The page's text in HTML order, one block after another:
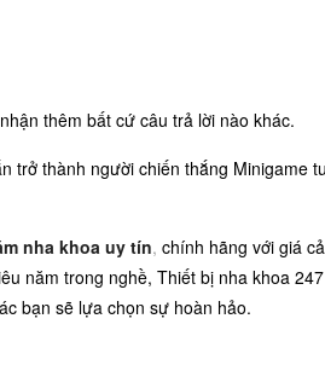
thêm bất cứ câu trả lời nào khác.
trở thành người chiến thắng Minigame
nha khoa uy tín, chính hãng với giá
năm trong nghề, Thiết bị nha khoa
bạn sẽ lựa chọn sự hoàn hảo.